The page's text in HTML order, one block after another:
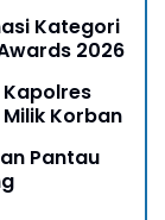
Kategori
2026
Korban
Pantau